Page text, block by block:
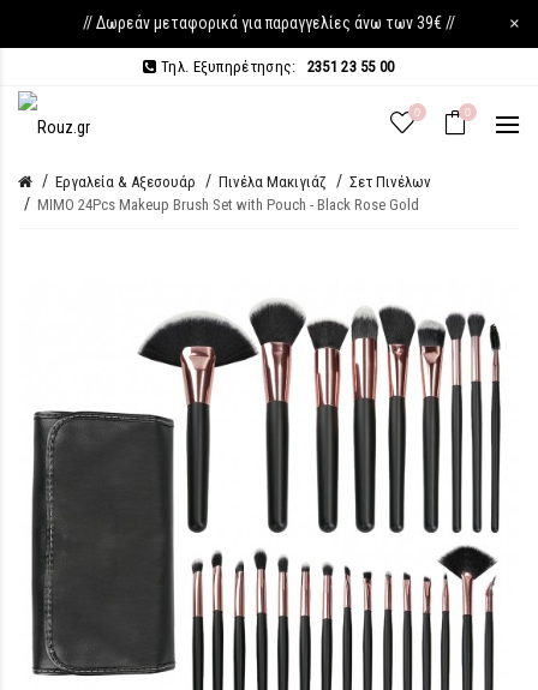
// Δωρεάν μεταφορικά για παραγγελίες άνω των 39€ // ×
Τηλ. Εξυπηρέτησης: 2351 23 55 00
0 0
Εργαλεία & Αξεσουάρ Πινέλα Μακιγιάζ
Σετ Πινέλων
MIMO 24Pcs Makeup Brush Set with Pouch - Black Rose Gold